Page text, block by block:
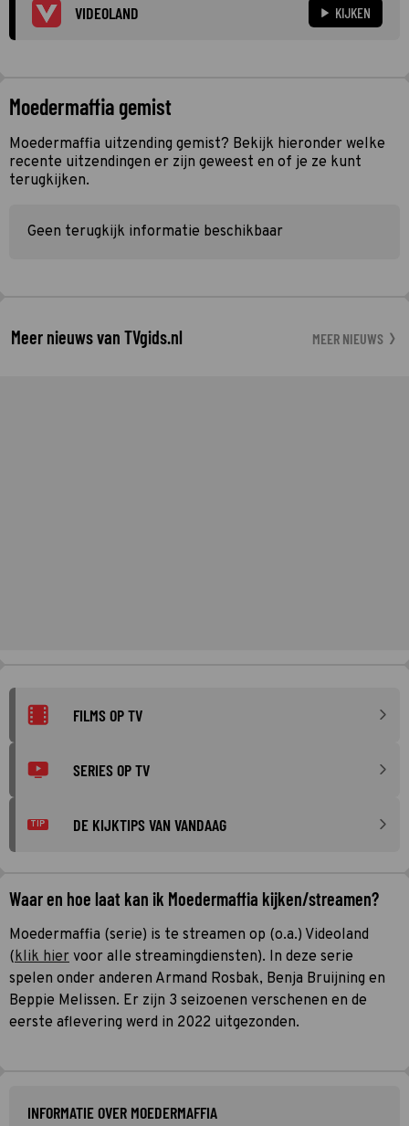
VIDEOLAND KIJKEN
Moedermaffia gemist
Moedermaffia uitzending gemist? Bekijk hieronder welke
recente uitzendingen er zijn geweest en of je ze kunt
terugkijken.
Geen terugkijk informatie beschikbaar
Meer nieuws van TVgids.nl MEER NIEUWS
FILMS OP TV
SERIES OP TV
TIP DE KIJKTIPS VAN VANDAAG
Waar en hoe laat kan ik Moedermaffia kijken/streamen?
Moedermaffia (serie) is te streamen op (o.a.) Videoland
(klik hier voor alle streamingdiensten). In deze serie
spelen onder anderen Armand Rosbak, Benja Bruijning en
Beppie Melissen. Er zijn 3 seizoenen verschenen en de
eerste aflevering werd in 2022 uitgezonden.
INFORMATIE OVER MOEDERMAFFIA